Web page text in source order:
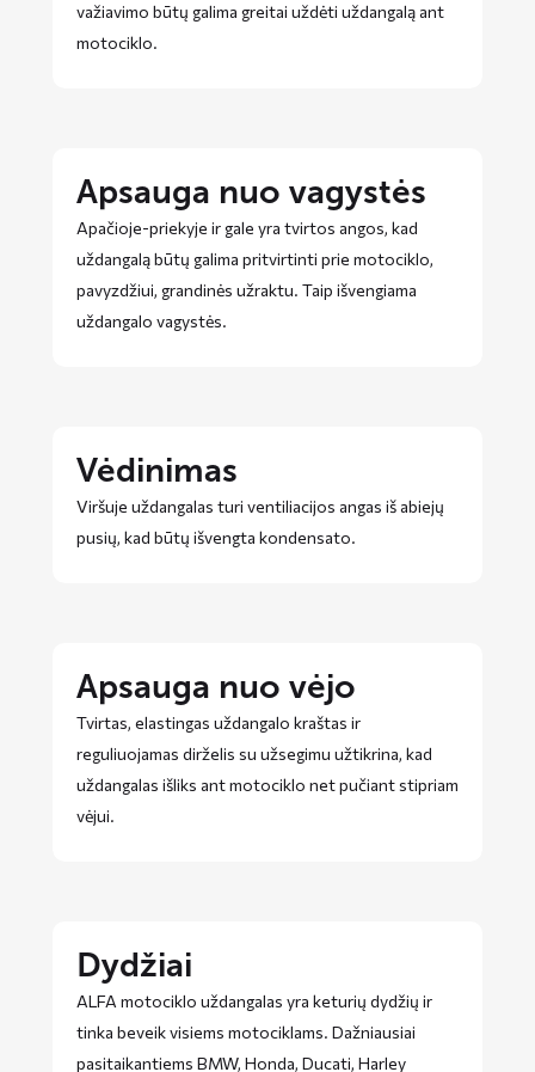
važiavimo būtų galima greitai uždėti uždangalą ant
motociklo.
Apsauga nuo vagystės
Apačioje-priekyje ir gale yra tvirtos angos, kad
uždangalą būtų galima pritvirtinti prie motociklo,
pavyzdžiui, grandinės užraktu. Taip išvengiama
uždangalo vagystės.
Vėdinimas
Viršuje uždangalas turi ventiliacijos angas iš abiejų
pusių, kad būtų išvengta kondensato.
Apsauga nuo vėjo
Tvirtas, elastingas uždangalo kraštas ir
reguliuojamas dirželis su užsegimu užtikrina, kad
uždangalas išliks ant motociklo net pučiant stipriam
vėjui.
Dydžiai
ALFA motociklo uždangalas yra keturių dydžių ir
tinka beveik visiems motociklams. Dažniausiai
pasitaikantiems BMW, Honda, Ducati, Harley